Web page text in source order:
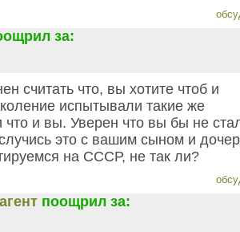
за:
считать что, вы хотите чтоб и
испытывали такие же
что и вы. Уверен что вы бы не
случись это с вашим сыном и
на СССР, не так ли?
поощрил за: